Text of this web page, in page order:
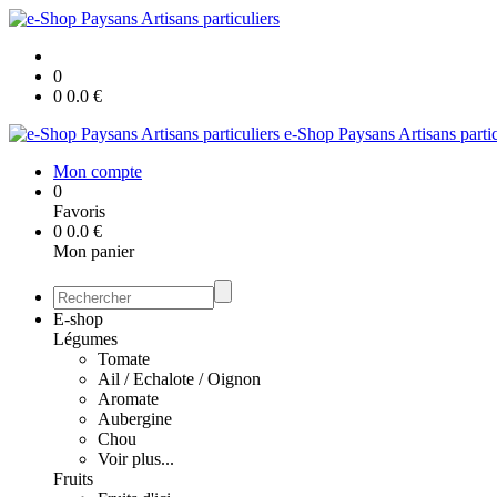
0
0 0.0 €
e-Shop Paysans Artisans
Mon compte
0
Favoris
0 0.0 €
Mon panier
E-shop
Légumes
Tomate
Ail / Echalote / Oignon
Aromate
Aubergine
Chou
Voir plus...
Fruits